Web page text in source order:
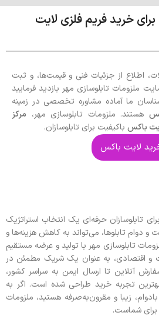
خرید فریم فلزی لایت
اطلاع از جزئیات فنی و قیمت‌ها، و ثبت
ملزومات تابلوسازی مهر بازدید فرمایید
ما آماده مشاوره تخصصی در زمینه
هستند. ملزومات تابلوسازی مهر، مرکز
باکس باکیفیت برای تابلوسازان.
لایت باکس
تابلوسازان حرفه‌ای یک انتخاب استراتژیک
دوام تابلوها، می‌تواند به کاهش هزینه‌ها و
تابلوسازی مهر با تولید و عرضه مستقیم
و اقتصادی، به عنوان یک شریک مطمئن در
سفارش آنلاین تا ارسال ایمن به سراسر کشور،
تجربه خرید طراحی شده است. اگر به
زیبا و مقرون‌به‌صرفه هستید، ملزومات
برای شماست.